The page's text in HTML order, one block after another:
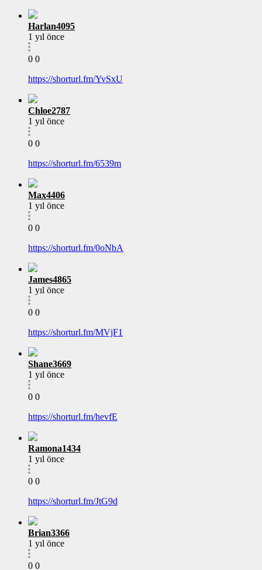
Harlan4095
1 yıl önce
0 0
https://shorturl.fm/YvSxU
Chloe2787
1 yıl önce
0 0
https://shorturl.fm/6539m
Max4406
1 yıl önce
0 0
https://shorturl.fm/0oNbA
James4865
1 yıl önce
0 0
https://shorturl.fm/MVjF1
Shane3669
1 yıl önce
0 0
https://shorturl.fm/hevfE
Ramona1434
1 yıl önce
0 0
https://shorturl.fm/JtG9d
Brian3366
1 yıl önce
0 0